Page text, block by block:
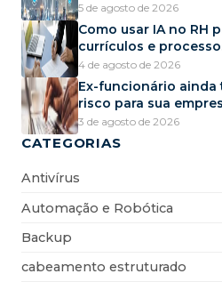
5 de agosto de 2026
Como usar IA no RH
currículos e
4 de agosto de 2026
Ex-funcionário ainda
risco para sua
3 de agosto de 2026
CATEGORIAS
Antivírus
Automação e Robótica
Backup
cabeamento estruturado